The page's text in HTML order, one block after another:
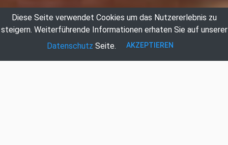
Diese Seite verwendet Cookies um das Nutzererlebnis zu
steigern. Weiterführende Informationen erhaten Sie auf unserer
Datenschutz Seite. AKZEPTIEREN